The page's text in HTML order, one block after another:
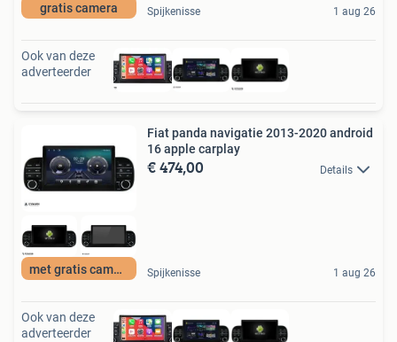
gratis camera Spijkenisse 1 aug 26
Ook van deze
adverteerder
met gratis camera
Fiat panda navigatie 2013-2020 android
16 apple carplay
€ 474,00 Details
Spijkenisse 1 aug 26
Ook van deze
adverteerder